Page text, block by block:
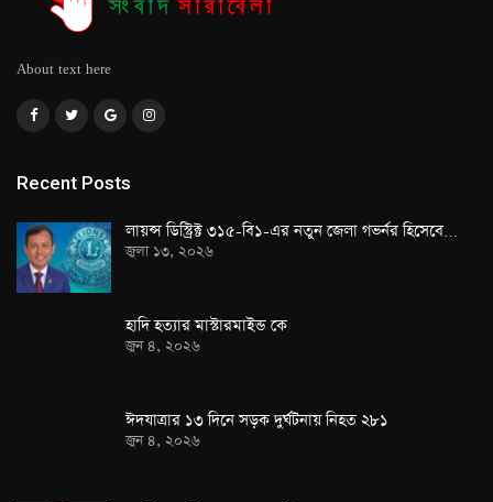
About text here
Recent Posts
লায়ন্স ডিস্ট্রিক্ট ৩১৫-বি১-এর নতুন জেলা গভর্নর হিসেবে…
জুলা ১৩, ২০২৬
হাদি হত্যার মাস্টারমাইন্ড কে
জুন ৪, ২০২৬
ঈদযাত্রার ১৩ দিনে সড়ক দুর্ঘটনায় নিহত ২৮১
জুন ৪, ২০২৬